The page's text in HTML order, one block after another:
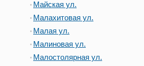
Майская ул.
Малахитовая ул.
Малая ул.
Малиновая ул.
Малостолярная ул.